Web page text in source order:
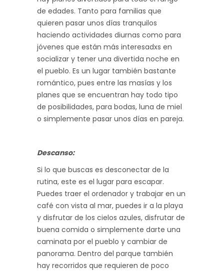
de edades. Tanto para familias que
quieren pasar unos días tranquilos
haciendo actividades diurnas como para
jóvenes que están más interesadxs en
socializar y tener una divertida noche en
el pueblo. Es un lugar también bastante
romántico, pues entre las masías y los
planes que se encuentran hay todo tipo
de posibilidades, para bodas, luna de miel
o simplemente pasar unos días en pareja.
Descanso:
Si lo que buscas es desconectar de la
rutina, este es el lugar para escapar.
Puedes traer el ordenador y trabajar en un
café con vista al mar, puedes ir a la playa
y disfrutar de los cielos azules, disfrutar de
buena comida o simplemente darte una
caminata por el pueblo y cambiar de
panorama. Dentro del parque también
hay recorridos que requieren de poco